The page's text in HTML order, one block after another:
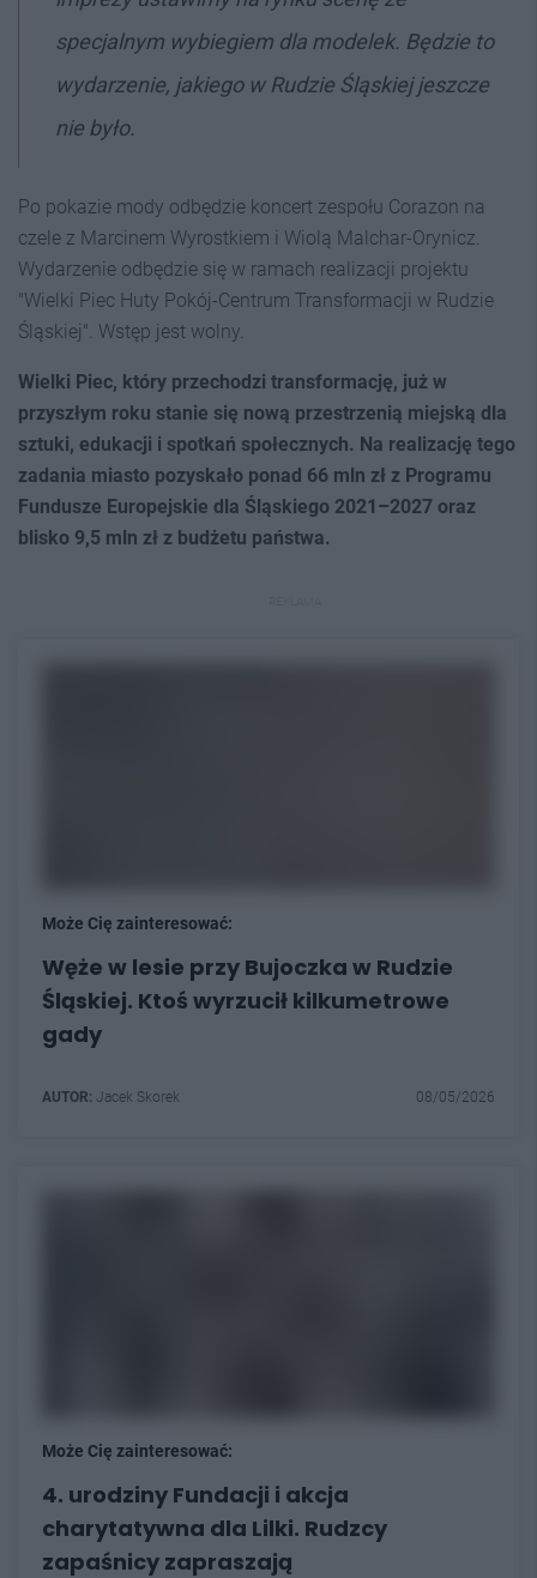
specjalnym wybiegiem dla modelek. Będzie to
wydarzenie, jakiego w Rudzie Śląskiej jeszcze
nie było.
Po pokazie mody odbędzie koncert zespołu Corazon na
czele z Marcinem Wyrostkiem i Wiolą Malchar-Orynicz.
Wydarzenie odbędzie się w ramach realizacji projektu
"Wielki Piec Huty Pokój-Centrum Transformacji w Rudzie
Śląskiej". Wstęp jest wolny.
Wielki Piec, który przechodzi transformację, już w
przyszłym roku stanie się nową przestrzenią miejską dla
sztuki, edukacji i spotkań społecznych. Na realizację tego
zadania miasto pozyskało ponad 66 mln zł z Programu
Fundusze Europejskie dla Śląskiego 2021–2027 oraz
blisko 9,5 mln zł z budżetu państwa.
Może Cię zainteresować:
Węże w lesie przy Bujoczka w Rudzie
Śląskiej. Ktoś wyrzucił kilkumetrowe
gady
AUTOR: Jacek Skorek 08/05/2026
Może Cię zainteresować:
4. urodziny Fundacji i akcja
charytatywna dla Lilki. Rudzcy
zapaśnicy zapraszają